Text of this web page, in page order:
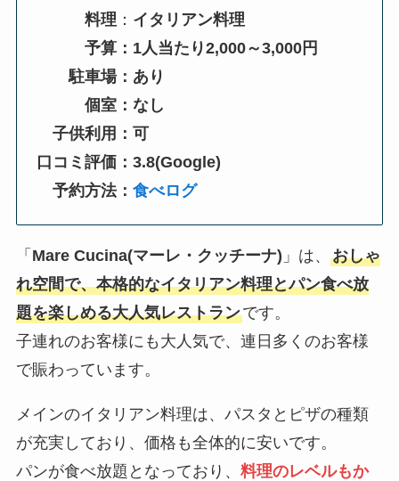
料理 ： イタリアン料理
予算：1人当たり2,000～3,000円
駐車場：あり
個室：なし
子供利用：可
口コミ評価：3.8(Google)
予約方法：食べログ
「 Mare Cucina(マーレ・クッチーナ) 」は、 おしゃ
れ空間で、本格的なイタリアン料理とパン食べ放
題を楽しめる大人気レストランです。
子連れのお客様にも大人気で、連日多くのお客様
で賑わっています。
メインのイタリアン料理は、パスタとピザの種類
が充実しており、価格も全体的に安いです。
パンが食べ放題となっており、 料理のレベルもか